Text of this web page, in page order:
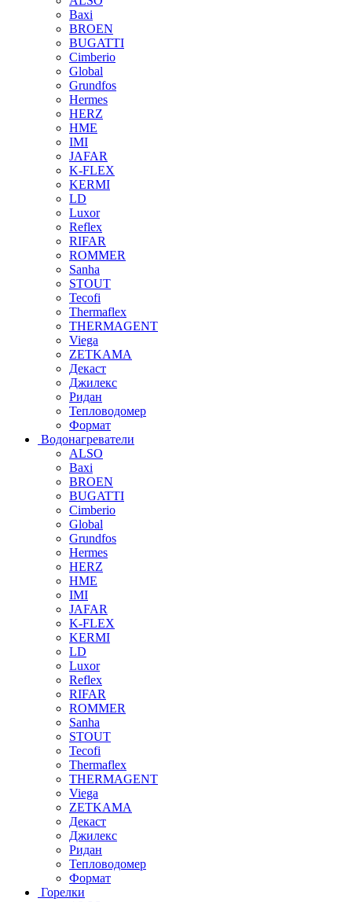
Baxi
BROEN
BUGATTI
Cimberio
Global
Grundfos
Hermes
HERZ
HME
IMI
JAFAR
K-FLEX
KERMI
LD
Luxor
Reflex
RIFAR
ROMMER
Sanha
STOUT
Tecofi
Thermaflex
THERMAGENT
Viega
ZETKAMA
Декаст
Джилекс
Ридан
Тепловодомер
Формат
Водонагреватели
ALSO
Baxi
BROEN
BUGATTI
Cimberio
Global
Grundfos
Hermes
HERZ
HME
IMI
JAFAR
K-FLEX
KERMI
LD
Luxor
Reflex
RIFAR
ROMMER
Sanha
STOUT
Tecofi
Thermaflex
THERMAGENT
Viega
ZETKAMA
Декаст
Джилекс
Ридан
Тепловодомер
Формат
Горелки